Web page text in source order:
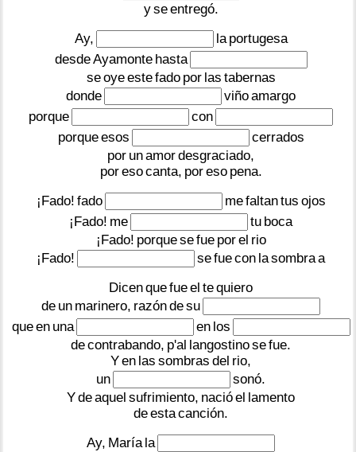
yseentregó.
Ay,
la portugesa
desdeAyamonte hasta
seoyeestefado por las tabernas
donde
viñoamargo
porque
con
porqueesos
cerrados
por unamordesgraciado,
poresocanta, poreso pena.
¡Fado! fado mefaltantus ojos
¡Fado! me tu boca
¡Fado! porquesefue porel rio
¡Fado!
sefuecon lasombraa
Dicenquefueel tequiero
de un marinero, razóndesu
queen una en los
decontrabando, p'al langostinosefue.
Yen las sombras del rio,
un
sonó.
Ydeaquel sufrimiento, nacióel lamento
deestacanción.
Ay, María la